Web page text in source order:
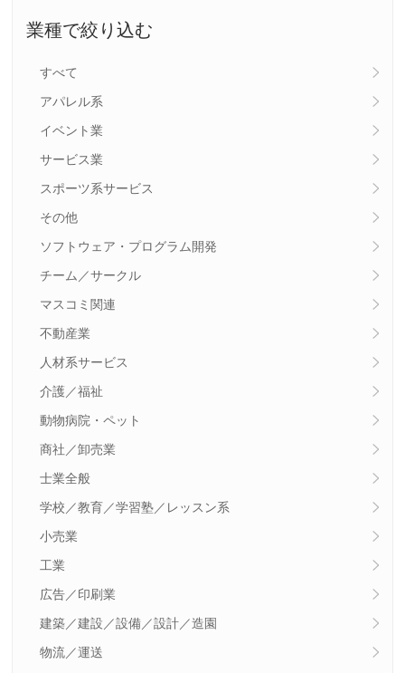
業種で絞り込む
すべて
アパレル系
イベント業
サービス業
スポーツ系サービス
その他
ソフトウェア・プログラム開発
チーム／サークル
マスコミ関連
不動産業
人材系サービス
介護／福祉
動物病院・ペット
商社／卸売業
士業全般
学校／教育／学習塾／レッスン系
小売業
工業
広告／印刷業
建築／建設／設備／設計／造園
物流／運送